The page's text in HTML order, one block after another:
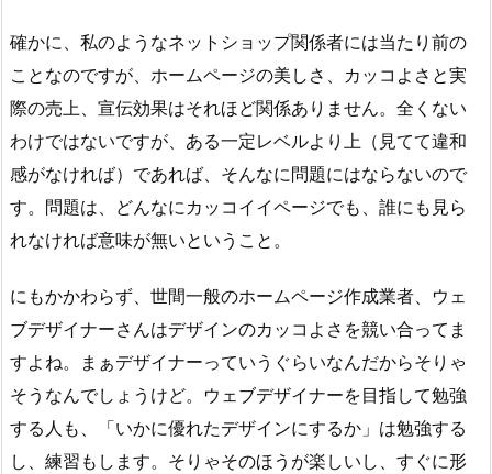
確かに、私のようなネットショップ関係者には当たり前の
ことなのですが、ホームページの美しさ、カッコよさと実
際の売上、宣伝効果はそれほど関係ありません。全くない
わけではないですが、ある一定レベルより上（見てて違和
感がなければ）であれば、そんなに問題にはならないので
す。問題は、どんなにカッコイイページでも、誰にも見ら
れなければ意味が無いということ。
にもかかわらず、世間一般のホームページ作成業者、ウェ
ブデザイナーさんはデザインのカッコよさを競い合ってま
すよね。まぁデザイナーっていうぐらいなんだからそりゃ
そうなんでしょうけど。ウェブデザイナーを目指して勉強
する人も、「いかに優れたデザインにするか」は勉強する
し、練習もします。そりゃそのほうが楽しいし、すぐに形